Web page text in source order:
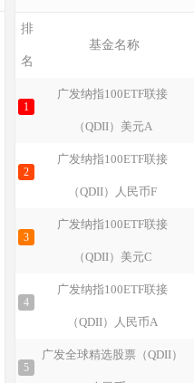
排
名
基金名称
1
广发纳指100ETF联接
（QDII）美元A
2
广发纳指100ETF联接
（QDII）人民币F
3
广发纳指100ETF联接
（QDII）美元C
4
广发纳指100ETF联接
（QDII）人民币A
5
广发全球精选股票（QDII）